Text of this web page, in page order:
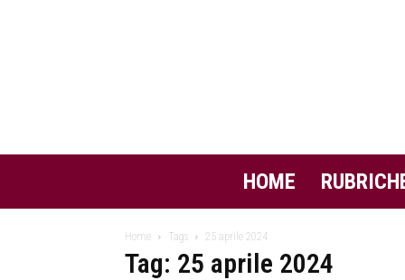
HOME
Home Tags 25 aprile 2024
Tag: 25 aprile 2024